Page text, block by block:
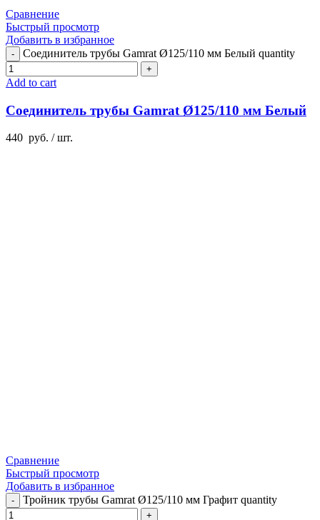
Сравнение
Быстрый просмотр
Добавить в избранное
Соединитель трубы Gamrat Ø125/110 мм Белый quantity
Add to cart
Соединитель трубы Gamrat Ø125/110 мм Белый
440 руб. / шт.
Сравнение
Быстрый просмотр
Добавить в избранное
Тройник трубы Gamrat Ø125/110 мм Графит quantity